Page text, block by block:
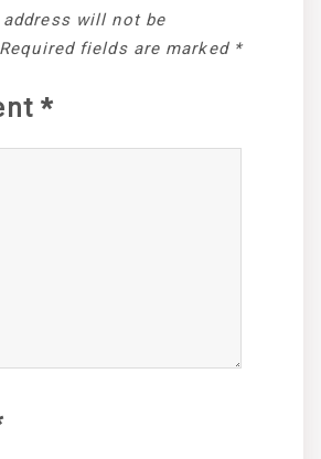
address will not be
Required fields are marked *
*